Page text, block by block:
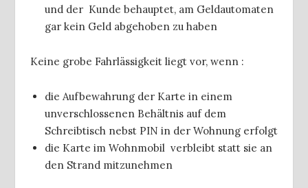
und der Kunde behauptet, am Geldautomaten
gar kein Geld abgehoben zu haben
Keine grobe Fahrlässigkeit liegt vor, wenn :
die Aufbewahrung der Karte in einem
unverschlossenen Behältnis auf dem
Schreibtisch nebst PIN in der Wohnung erfolgt
die Karte im Wohnmobil verbleibt statt sie an
den Strand mitzunehmen